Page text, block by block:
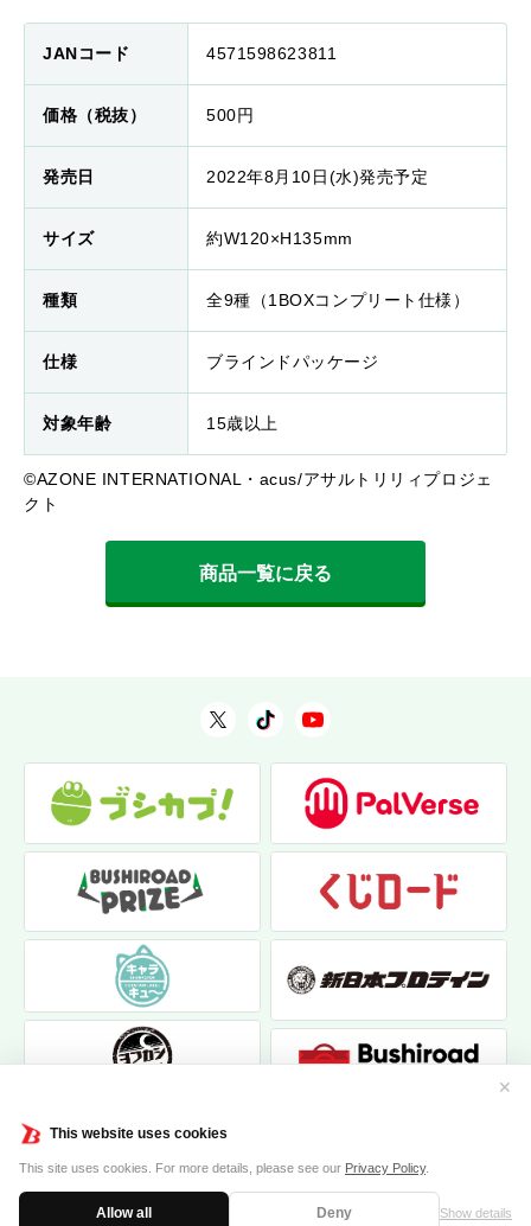
This website uses cookies
This site uses cookies. For more details, please see our Privacy Policy.
Allow all Deny Show details
✕
JANコード 4571598623811
価格（税抜） 500円
発売日 2022年8月10日(水)発売予定
サイズ 約W120×H135mm
種類 全9種（1BOXコンプリート仕様）
仕様 ブラインドパッケージ
対象年齢 15歳以上
©AZONE INTERNATIONAL・acus/アサルトリリィプロジェ
クト
商品一覧に戻る